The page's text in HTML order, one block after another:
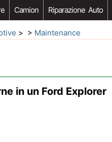
Camion Riparazione Auto
> > Maintenance
in un Ford Explorer